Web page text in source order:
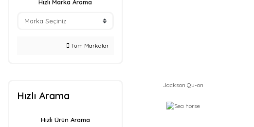
Hızlı Marka Arama
Tüm Markalar
Hızlı Arama
Hızlı Ürün Arama
Jackson Qu-on